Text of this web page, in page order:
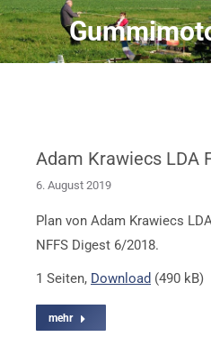
Sie
Adam Krawiecs LDA
6. August 2019
Plan von Adam Krawiecs
NFFS Digest 6/2018.
1 Seiten, Download (490 kB)
mehr